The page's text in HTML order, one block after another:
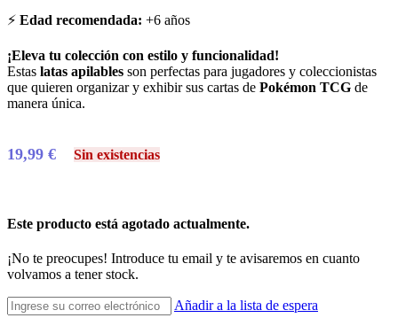
⚡ Edad recomendada: +6 años
¡Eleva tu colección con estilo y funcionalidad!
Estas latas apilables son perfectas para jugadores y coleccionistas
que quieren organizar y exhibir sus cartas de Pokémon TCG de
manera única.
19,99 € Sin existencias
Este producto está agotado actualmente.
¡No te preocupes! Introduce tu email y te avisaremos en cuanto
volvamos a tener stock.
Añadir a la lista de espera